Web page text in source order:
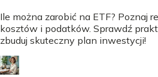
Ile można zarobić na ETF? Poznaj
kosztów i podatków. Sprawdź
zbuduj skuteczny plan inwestycji!